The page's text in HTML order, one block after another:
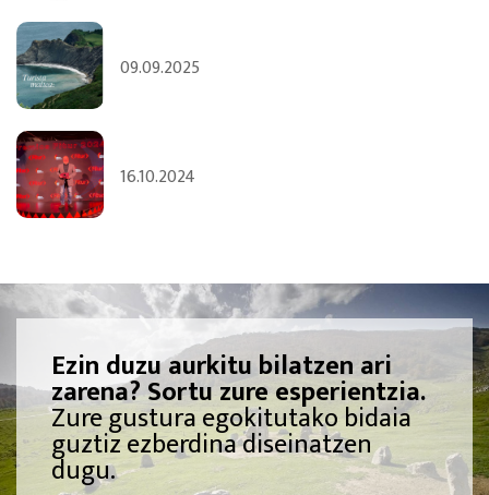
09.09.2025
16.10.2024
Ezin duzu aurkitu bilatzen ari
zarena? Sortu zure esperientzia.
Zure gustura egokitutako bidaia
guztiz ezberdina diseinatzen
dugu.